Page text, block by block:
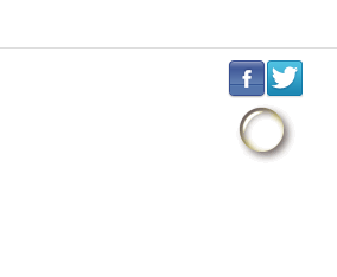
. .